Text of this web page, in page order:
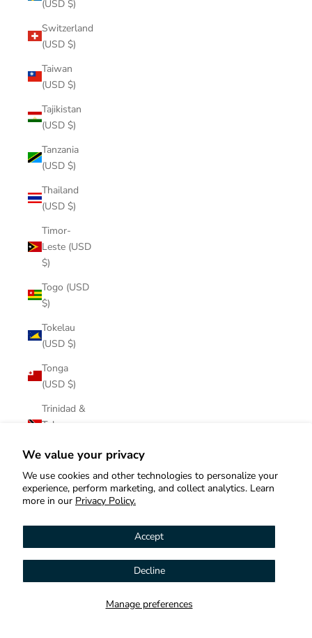
We value your privacy
We use cookies and other technologies to personalize your
experience, perform marketing, and collect analytics. Learn
more in our Privacy Policy.
Manage preferences
Accept
Decline
(USD $)
Switzerland
(USD $)
Taiwan
(USD $)
Tajikistan
(USD $)
Tanzania
(USD $)
Thailand
(USD $)
Timor-
Leste (USD
$)
Togo (USD
$)
Tokelau
(USD $)
Tonga
(USD $)
Trinidad &
Tobago
Tristan da
Cunha
(USD $)
Türkiye